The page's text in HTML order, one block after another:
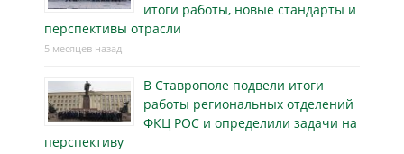
итоги работы, новые стандарты и
перспективы отрасли
5 месяцев назад
В Ставрополе подвели итоги
работы региональных отделений
ФКЦ РОС и определили задачи на
перспективу